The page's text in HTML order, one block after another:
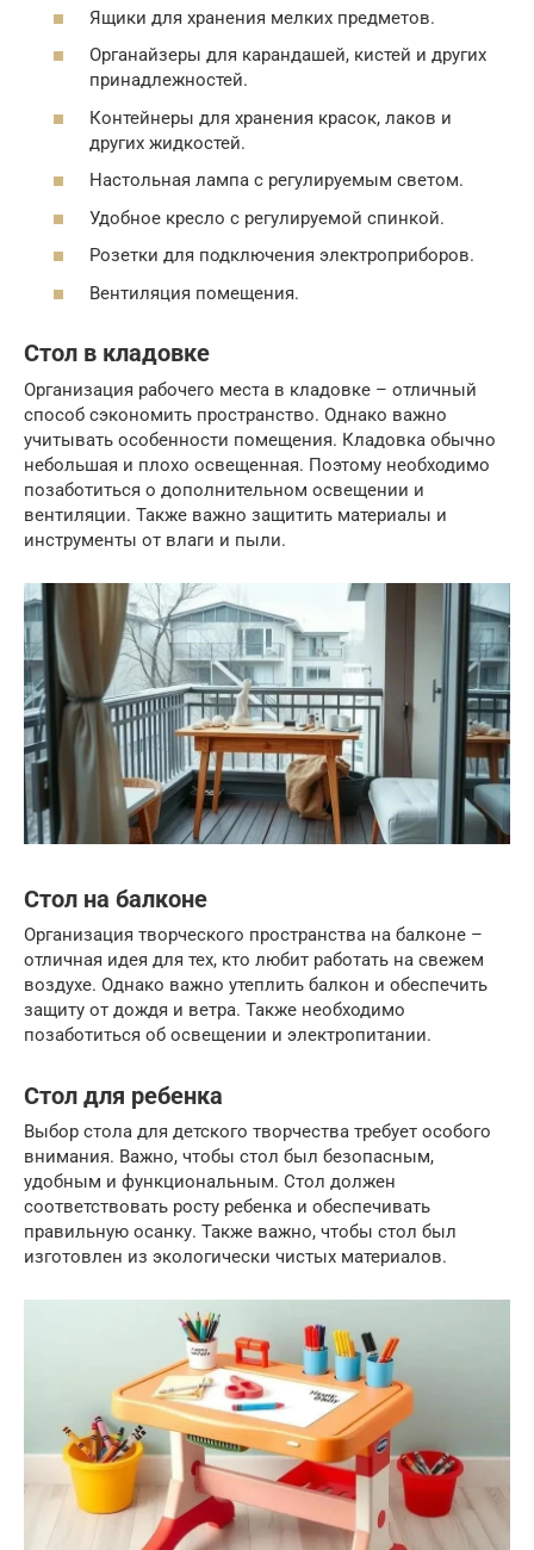
Ящики для хранения мелких предметов.
Органайзеры для карандашей, кистей и других
принадлежностей.
Контейнеры для хранения красок, лаков и
других жидкостей.
Настольная лампа с регулируемым светом.
Удобное кресло с регулируемой спинкой.
Розетки для подключения электроприборов.
Вентиляция помещения.
Стол в кладовке
Организация рабочего места в кладовке – отличный
способ сэкономить пространство. Однако важно
учитывать особенности помещения. Кладовка обычно
небольшая и плохо освещенная. Поэтому необходимо
позаботиться о дополнительном освещении и
вентиляции. Также важно защитить материалы и
инструменты от влаги и пыли.
Стол на балконе
Организация творческого пространства на балконе –
отличная идея для тех, кто любит работать на свежем
воздухе. Однако важно утеплить балкон и обеспечить
защиту от дождя и ветра. Также необходимо
позаботиться об освещении и электропитании.
Стол для ребенка
Выбор стола для детского творчества требует особого
внимания. Важно, чтобы стол был безопасным,
удобным и функциональным. Стол должен
соответствовать росту ребенка и обеспечивать
правильную осанку. Также важно, чтобы стол был
изготовлен из экологически чистых материалов.